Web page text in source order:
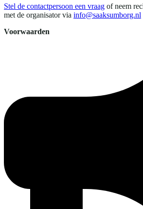
Stel de contactpersoon een vraag of neem
met de organisator via info@saaksumborg.nl
Voorwaarden